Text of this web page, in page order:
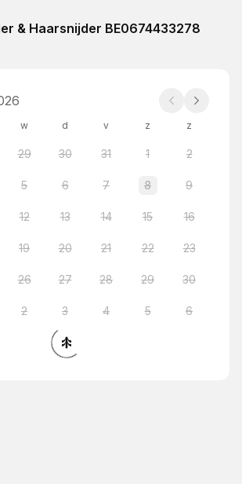
& Haarsnijder BE0674433278
w d v z z
29 30 31 1 2
5 6 7 8 9
12 13 14 15 16
19 20 21 22 23
26 27 28 29 30
2 3 4 5 6